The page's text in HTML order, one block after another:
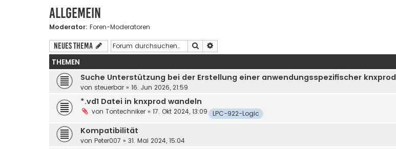
Allgemein
Moderator: Foren-Moderatoren
Neues Thema Suche
THEMEN
Suche Unterstützung bei der Erstellung einer anwendungsspezifischer knxprod
von steuerbar » 16. Jun 2026, 21:59
*.vd1 Datei in knxprod wandeln
von Tontechniker » 17. Okt 2024, 13:09 LPC-922-Logic
Kompatibilität
von Peter007 » 31. Mai 2024, 15:04